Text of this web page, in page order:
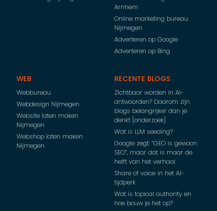
Arnhem
Online marketing bureau
Nijmegen
Adverteren op Google
Adverteren op Bing
WEB
Webbureau
Webdesign Nijmegen
Website laten maken
Nijmegen
Webshop laten maken
Nijmegen
RECENTE BLOGS
Zichtbaar worden in AI-
antwoorden? Daarom zijn
blogs belangrijker dan je
denkt [onderzoek]
Wat is LLM seeding?
Google zegt: “GEO is gewoon
SEO”, maar dat is maar de
helft van het verhaal
Share of voice in het AI-
tijdperk
Wat is topical authority en
hoe bouw je het op?